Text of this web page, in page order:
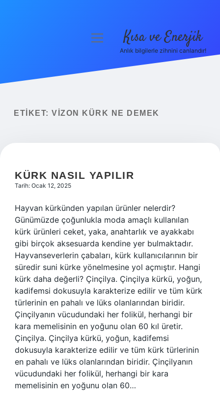
Yasal Uyarı
menüyü
Kısa ve Enerjik
Anlık bilgilerle zihnini canlandır!
ETIKET: VIZON KÜRK NE DEMEK
KÜRK NASIL YAPILIR
Tarih: Ocak 12, 2025
Hayvan kürkünden yapılan ürünler nelerdir?
Günümüzde çoğunlukla moda amaçlı kullanılan
kürk ürünleri ceket, yaka, anahtarlık ve ayakkabı
gibi birçok aksesuarda kendine yer bulmaktadır.
Hayvanseverlerin çabaları, kürk kullanıcılarının bir
süredir suni kürke yönelmesine yol açmıştır. Hangi
kürk daha değerli? Çinçilya. Çinçilya kürkü, yoğun,
kadifemsi dokusuyla karakterize edilir ve tüm kürk
türlerinin en pahalı ve lüks olanlarından biridir.
Çinçilyanın vücudundaki her folikül, herhangi bir
kara memelisinin en yoğunu olan 60 kıl üretir.
Çinçilya. Çinçilya kürkü, yoğun, kadifemsi
dokusuyla karakterize edilir ve tüm kürk türlerinin
en pahalı ve lüks olanlarından biridir. Çinçilyanın
vücudundaki her folikül, herhangi bir kara
memelisinin en yoğunu olan 60…